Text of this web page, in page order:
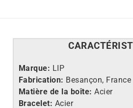
CARACTÉ
Marque: LIP
Fabrication: Besançon, France
Matière de la boîte: Acier
Bracelet: Acier